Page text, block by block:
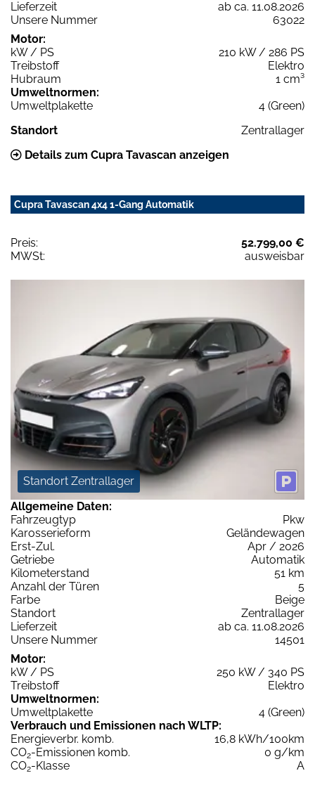
Lieferzeit
ab ca. 11.08.2026
Unsere Nummer
63022
Motor:
kW / PS
210 kW / 286 PS
Treibstoff
Elektro
Hubraum
1 cm³
Umweltnormen:
Umweltplakette
4 (Green)
Standort
Zentrallager
Details zum Cupra Tavascan anzeigen
Cupra Tavascan 4x4 1-Gang Automatik
Preis:
52.799,00 €
MWSt:
ausweisbar
Standort Zentrallager
Allgemeine Daten:
Fahrzeugtyp
Pkw
Karosserieform
Geländewagen
Erst-Zul.
Apr / 2026
Getriebe
Automatik
Kilometerstand
51 km
Anzahl der Türen
5
Farbe
Beige
Standort
Zentrallager
Lieferzeit
ab ca. 11.08.2026
Unsere Nummer
14501
Motor:
kW / PS
250 kW / 340 PS
Treibstoff
Elektro
Umweltnormen:
Umweltplakette
4 (Green)
Verbrauch und Emissionen nach WLTP:
Energieverbr. komb.
16,8 kWh/100km
CO2-Emissionen komb.
0 g/km
CO2-Klasse
A